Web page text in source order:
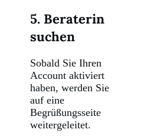
5. Beraterin
suchen
Sobald Sie Ihren
Account aktiviert
haben, werden Sie
auf eine
Begrüßungsseite
weitergeleitet.